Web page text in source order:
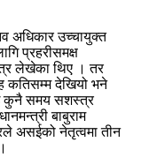
अधिकार उच्चायुक्त
प्रहरीसमक्ष
लेखेका थिए । तर
कतिसम्म देखियो भने
कुनै समय सशस्त्र
बाबुराम
असईको नेतृत्वमा तीन